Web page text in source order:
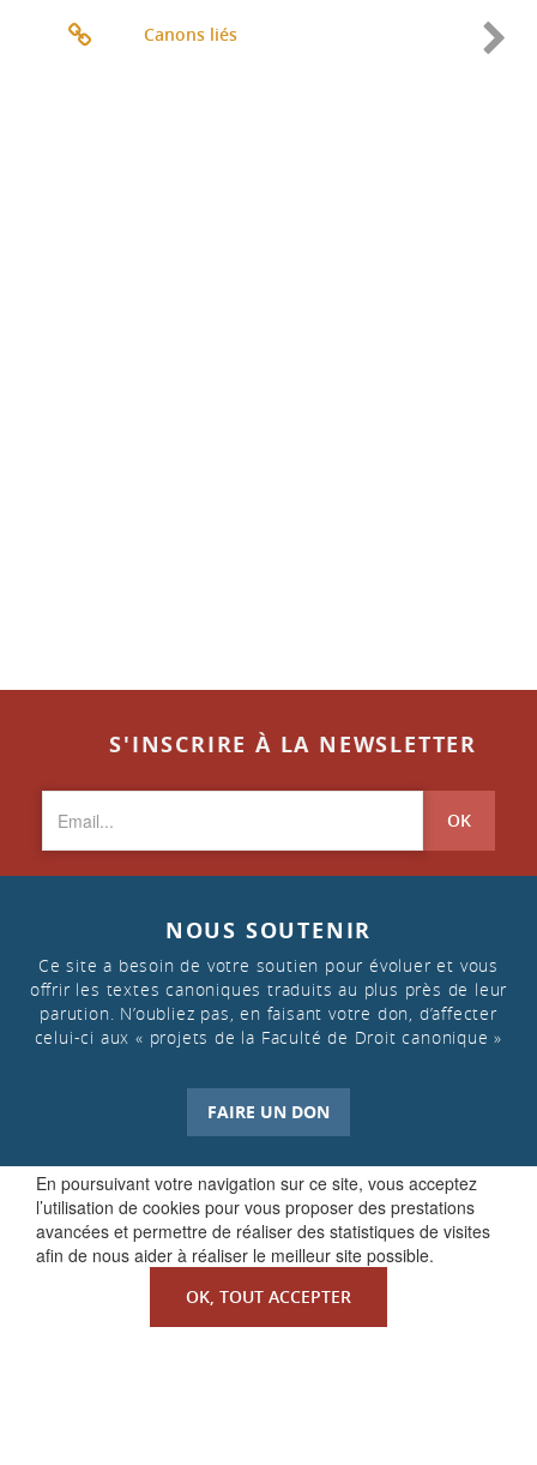
En poursuivant votre navigation sur ce site, vous acceptez
l’utilisation de cookies pour vous proposer des prestations
avancées et permettre de réaliser des statistiques de visites
afin de nous aider à réaliser le meilleur site possible.
OK, TOUT ACCEPTER
Canons liés
S'INSCRIRE À LA NEWSLETTER
OK
NOUS SOUTENIR
Ce site a besoin de votre soutien pour évoluer et vous
offrir les textes canoniques traduits au plus près de leur
parution. N’oubliez pas, en faisant votre don, d’affecter
celui-ci aux « projets de la Faculté de Droit canonique »
FAIRE UN DON